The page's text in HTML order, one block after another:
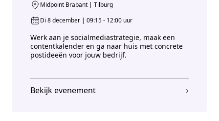
Midpoint Brabant | Tilburg
Di 8 december | 09:15 - 12:00 uur
Werk aan je socialmediastrategie, maak een
contentkalender en ga naar huis met concrete
postideeën voor jouw bedrijf.
Bekijk evenement